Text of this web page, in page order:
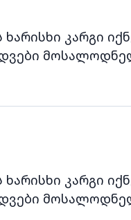
კარგი
კარგი